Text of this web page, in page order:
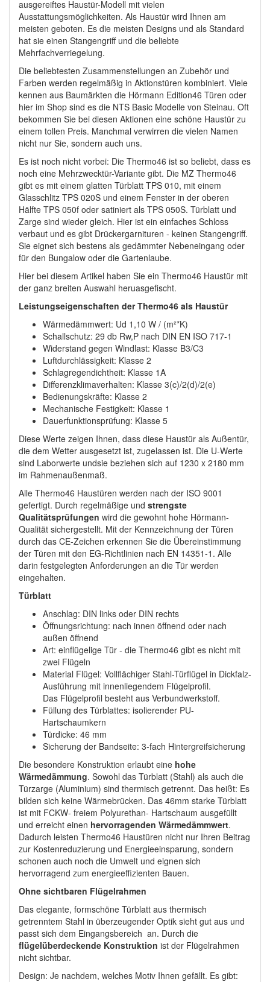
ausgereiftes Haustür-Modell mit vielen
Ausstattungsmöglichkeiten. Als Haustür wird Ihnen am
meisten geboten. Es die meisten Designs und als Standard
hat sie einen Stangengriff und die beliebte
Mehrfachverriegelung.
Die beliebtesten Zusammenstellungen an Zubehör und
Farben werden regelmäßig in Aktionstüren kombiniert. Viele
kennen aus Baumärkten die Hörmann Edition46 Türen oder
hier im Shop sind es die NTS Basic Modelle von Steinau. Oft
bekommen Sie bei diesen Aktionen eine schöne Haustür zu
einem tollen Preis. Manchmal verwirren die vielen Namen
nicht nur Sie, sondern auch uns.
Es ist noch nicht vorbei: Die Thermo46 ist so beliebt, dass es
noch eine Mehrzwecktür-Variante gibt. Die MZ Thermo46
gibt es mit einem glatten Türblatt TPS 010, mit einem
Glasschlitz TPS 020S und einem Fenster in der oberen
Hälfte TPS 050f oder satiniert als TPS 050S. Türblatt und
Zarge sind wieder gleich. Hier ist ein einfaches Schloss
verbaut und es gibt Drückergarnituren - keinen Stangengriff.
Sie eignet sich bestens als gedämmter Nebeneingang oder
für den Bungalow oder die Gartenlaube.
Hier bei diesem Artikel haben Sie ein Thermo46 Haustür mit
der ganz breiten Auswahl heruasgefischt.
Leistungseigenschaften der Thermo46 als Haustür
Wärmedämmwert: Ud 1,10 W / (m²*K)
Schallschutz: 29 db Rw,P nach DIN EN ISO 717-1
Widerstand gegen Windlast: Klasse B3/C3
Luftdurchlässigkeit: Klasse 2
Schlagregendichtheit: Klasse 1A
Differenzklimaverhalten: Klasse 3(c)/2(d)/2(e)
Bedienungskräfte: Klasse 2
Mechanische Festigkeit: Klasse 1
Dauerfunktionsprüfung: Klasse 5
Diese Werte zeigen Ihnen, dass diese Haustür als Außentür,
die dem Wetter ausgesetzt ist, zugelassen ist. Die U-Werte
sind Laborwerte undsie beziehen sich auf 1230 x 2180 mm
im Rahmenaußenmaß.
Alle Thermo46 Haustüren werden nach der ISO 9001
gefertigt. Durch regelmäßige und strengste
Qualitätsprüfungen wird die gewohnt hohe Hörmann-
Qualität sichergestellt. Mit der Kennzeichnung der Türen
durch das CE-Zeichen erkennen Sie die Übereinstimmung
der Türen mit den EG-Richtlinien nach EN 14351-1. Alle
darin festgelegten Anforderungen an die Tür werden
eingehalten.
Türblatt
Anschlag: DIN links oder DIN rechts
Öffnungsrichtung: nach innen öffnend oder nach
außen öffnend
Art: einflügelige Tür - die Thermo46 gibt es nicht mit
zwei Flügeln
Material Flügel: Vollflächiger Stahl-Türflügel in Dickfalz-
Ausführung mit innenliegendem Flügelprofil.
Das Flügelprofil besteht aus Verbundwerkstoff.
Füllung des Türblattes: isolierender PU-
Hartschaumkern
Türdicke: 46 mm
Sicherung der Bandseite: 3-fach Hintergreifsicherung
Die besondere Konstruktion erlaubt eine hohe
Wärmedämmung. Sowohl das Türblatt (Stahl) als auch die
Türzarge (Aluminium) sind thermisch getrennt. Das heißt: Es
bilden sich keine Wärmebrücken. Das 46mm starke Türblatt
ist mit FCKW- freiem Polyurethan- Hartschaum ausgefüllt
und erreicht einen hervorragenden Wärmedämmwert.
Dadurch leisten Thermo46 Haustüren nicht nur Ihren Beitrag
zur Kostenreduzierung und Energieeinsparung, sondern
schonen auch noch die Umwelt und eignen sich
hervorragend zum energieeffizienten Bauen.
Ohne sichtbaren Flügelrahmen
Das elegante, formschöne Türblatt aus thermisch
getrenntem Stahl in überzeugender Optik sieht gut aus und
passt sich dem Eingangsbereich an. Durch die
flügelüberdeckende Konstruktion ist der Flügelrahmen
nicht sichtbar.
Design: Je nachdem, welches Motiv Ihnen gefällt. Es gibt: